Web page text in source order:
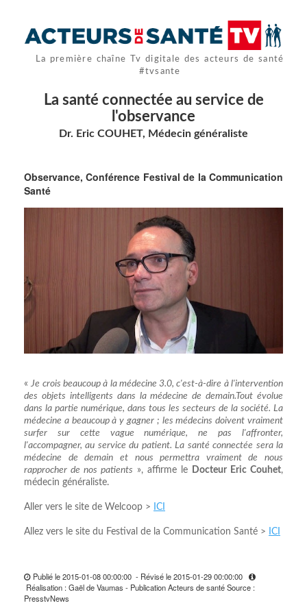
La première chaîne Tv digitale des acteurs de santé
#tvsante
La santé connectée au service de
l'observance
Dr. Eric COUHET, Médecin généraliste
Observance, Conférence Festival de la Communication
Santé
«Je crois beaucoup à la médecine 3.0, c'est-à-dire à l'intervention
des objets intelligents dans la médecine de demain.Tout évolue
dans la partie numérique, dans tous les secteurs de la société. La
médecine a beaucoup à y gagner ; les médecins doivent vraiment
surfer sur cette vague numérique, ne pas l'affronter,
l'accompagner, au service du patient. La santé connectée sera la
médecine de demain et nous permettra vraiment de nous
rapprocher de nos patients », affirme le Docteur Eric Couhet,
médecin généraliste.
Aller vers le site de Welcoop > ICI
Allez vers le site du Festival de la Communication Santé > ICI
Publié le 2015-01-08 00:00:00 - Révisé le 2015-01-29 00:00:00
Réalisation : Gaël de Vaumas - Publication Acteurs de santé Source :
PresstvNews